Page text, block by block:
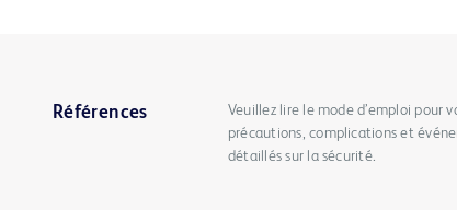
Références
Veuillez lire le mode d’emploi pour
précautions, complications et
détaillés sur la sécurité.